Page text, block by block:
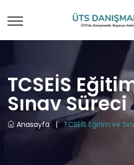
TCSEİS
Sınav Süreci
Anasayfa | TCSEİS Eğitim ve